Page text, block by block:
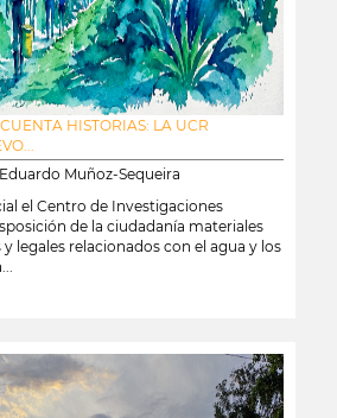
HISTORIAS: LA UCR
Eduardo Muñoz-Sequeira
el Centro de Investigaciones
de la ciudadanía materiales
legales relacionados con el agua y los